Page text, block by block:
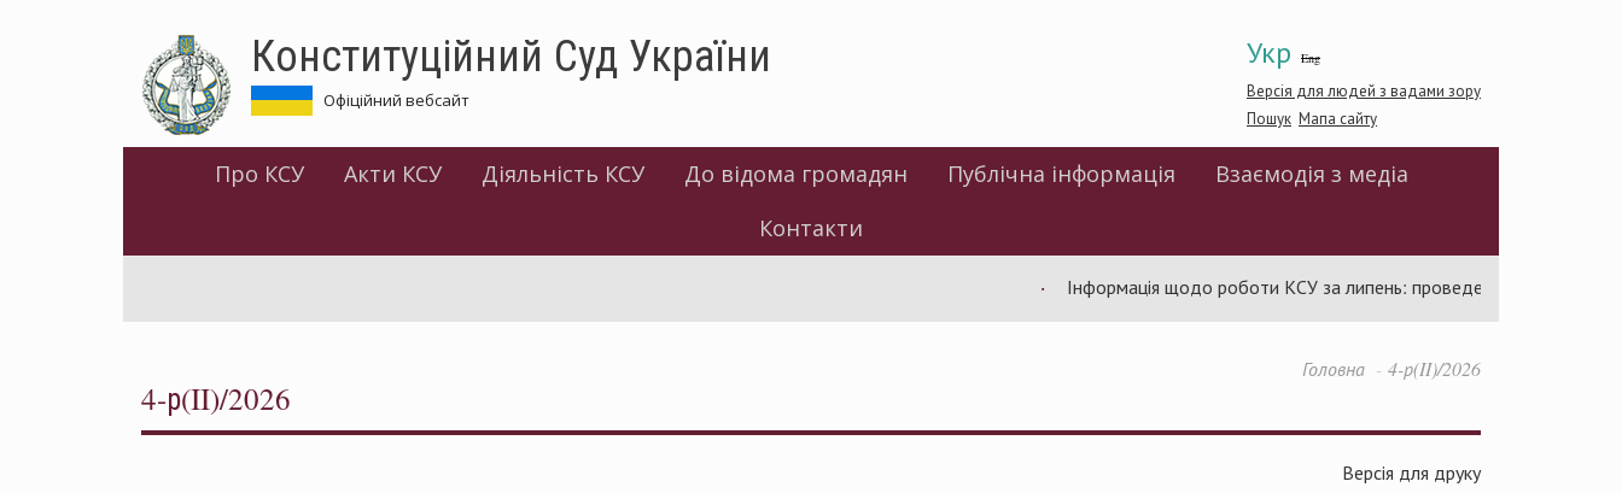
Укр Eng
Версія для людей з вадами зору
Пошук Мапа сайту
Конституційний Суд України
Офіційний вебсайт
Про КСУ Акти КСУ Діяльність КСУ До відома громадян Публічна інформація
Взаємодія з медіа
Контакти
Інформація щодо роботи КСУ за липень: проведено 94 засідання
Головна 4-р(II)/2026
4-р(II)/2026
Версія для друку